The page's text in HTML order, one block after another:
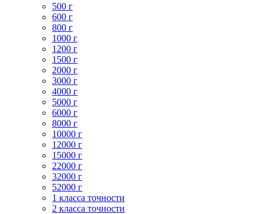
500 г
600 г
800 г
1000 г
1200 г
1500 г
2000 г
3000 г
4000 г
5000 г
6000 г
8000 г
10000 г
12000 г
15000 г
22000 г
32000 г
52000 г
1 класса точности
2 класса точности